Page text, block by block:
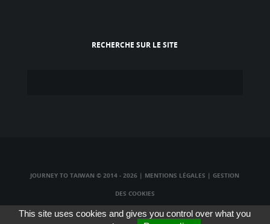
RECHERCHE SUR LE SITE
JOURNEY TO TAIWAN © 2014 - 2026 | MENTIONS LÉGALES |GESTION
DES COOKIES
TAIWAN TV LIVE|TAIWAN RADIO LIVE|TAIWAN WEBCAM LIVE
This site uses cookies and gives you control over what you